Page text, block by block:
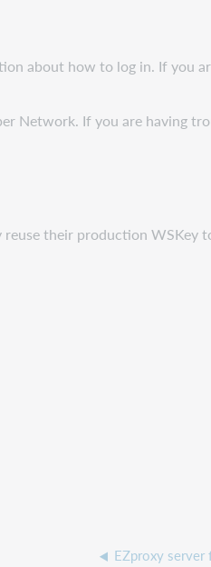
about how to log in. If you
Network. If you are having
their production WSKey
EZproxy